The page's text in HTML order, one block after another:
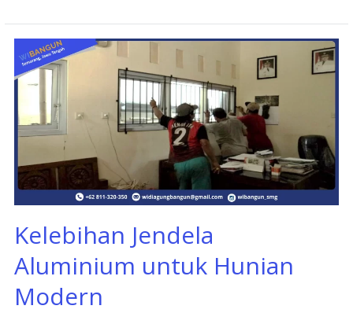
Kelebihan Jendela
Aluminium untuk Hunian
Modern
Kelebihan
Jendela
Aluminium
Hunian
Modern